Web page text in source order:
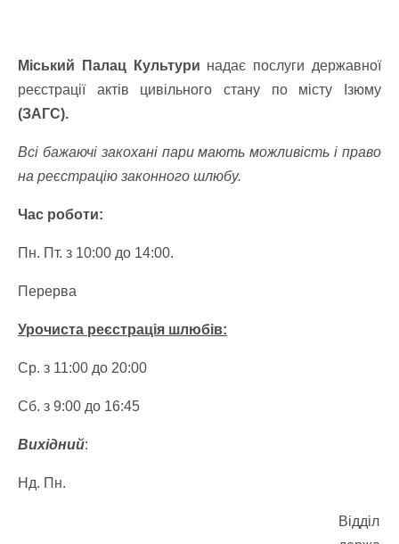
Міський Палац Культури надає послуги державної
реєстрації актів цивільного стану по місту Ізюму
(ЗАГС).
Всі бажаючі закохані пари мають можливість і право
на реєстрацію законного шлюбу.
Час роботи:
Пн. Пт. з 10:00 до 14:00.
Перерва
Урочиста реєстрація шлюбів:
Ср. з 11:00 до 20:00
Сб. з 9:00 до 16:45
Вихідний:
Нд. Пн.
Відділ